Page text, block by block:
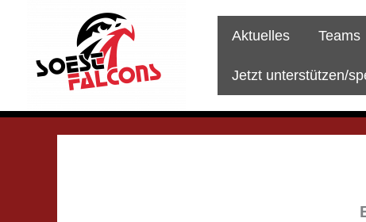
Aktuelles Teams
Jetzt unterstützen/